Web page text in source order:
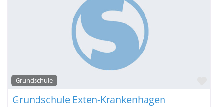
Grundschule
Grundschule Exten-Krankenhagen